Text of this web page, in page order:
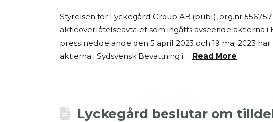
Styrelsen för Lyckegård Group AB (publ), org.nr
aktieöverlåtelseavtalet som ingåtts avseende aktierna
pressmeddelande den 5 april 2023 och 19 maj 2023
aktierna i Sydsvensk Bevattning i … Read More
Lyckegård beslutar om